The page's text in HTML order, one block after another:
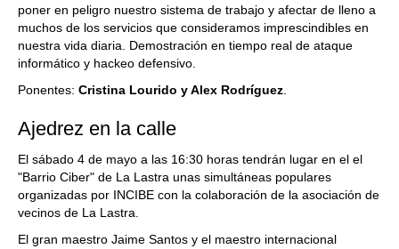
poner en peligro nuestro sistema de trabajo y afectar de lleno a
muchos de los servicios que consideramos imprescindibles en
nuestra vida diaria. Demostración en tiempo real de ataque
informático y hackeo defensivo.
Ponentes: Cristina Lourido y Alex Rodríguez
Ajedrez en la calle
El sábado 4 de mayo a las 16:30 horas tendrán lugar en el el
"Barrio Ciber" de La Lastra unas simultáneas populares
organizadas por INCIBE con la colaboración de la asociación de
vecinos de La Lastra.
El gran maestro Jaime Santos y el maestro internacional